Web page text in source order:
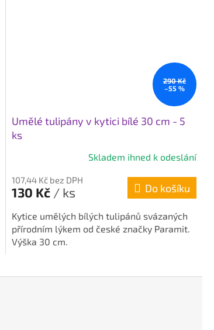
290 Kč
–55 %
Umělé tulipány v kytici bílé 30 cm - 5
ks
produktu
je
5,0
z
5
hvězdiček.
Skladem ihned k odeslání
107,44 Kč bez DPH
130 Kč / ks Do košíku
Kytice umělých bílých tulipánů svázaných
přírodním lýkem od české značky Paramit.
Výška 30 cm.